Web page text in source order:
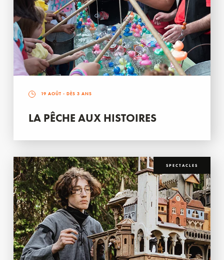
19 AOÛT - DÈS 3 ANS
LA PÊCHE AUX HISTOIRES
SPECTACLES